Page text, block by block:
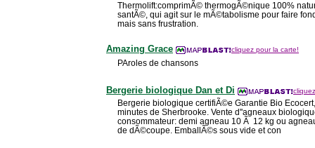
Thermolift:comprimÃ© thermogÃ©nique 100%
santÃ©, qui agit sur le mÃ©tabolisme pour faire
mais sans frustration.
Amazing Grace cliquez pour la carte!
PAroles de chansons
Bergerie biologique Dan et Di
Bergerie biologique certifiÃ©e Garantie Bio
minutes de Sherbrooke. Vente d''agneaux
consommateur: demi agneau 10 Ã 12 kg ou
de dÃ©coupe. EmballÃ©s sous vide et con